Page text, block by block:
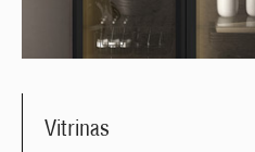
Vitrinas